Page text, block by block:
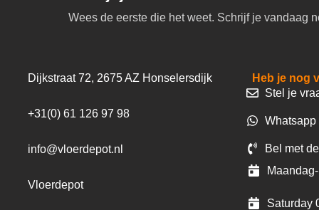
Wees de eerste die het weet. Schrijf je vandaag
Dijkstraat 72, 2675 AZ Honselersdijk
+31(0) 61 126 97 98
info@vloerdepot.nl
Vloerdepot
Heb je nog
Stel je
Bel met
Saturday